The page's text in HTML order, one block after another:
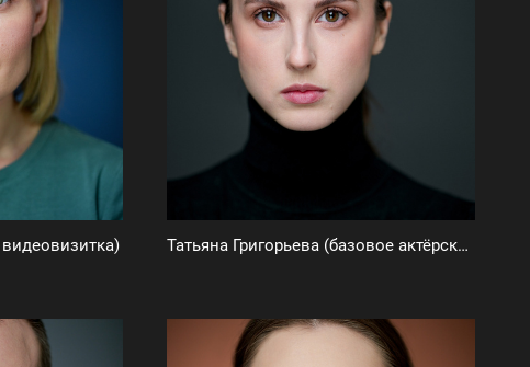
Татьяна Григорьева (базовое актёрское портфолио)